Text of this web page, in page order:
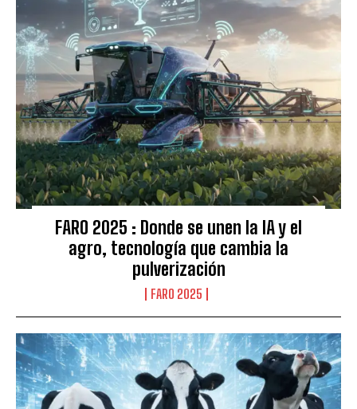
FARO 2025 : Donde se unen la IA y el
agro, tecnología que cambia la
pulverización
FARO 2025